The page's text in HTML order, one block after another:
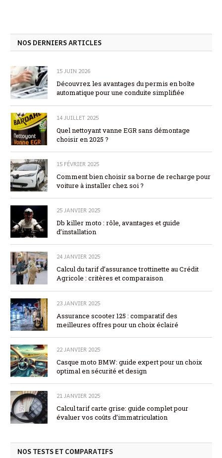
NOS DERNIERS ARTICLES
15 JUIN 2026
Découvrez les avantages du permis en boîte
automatique pour une conduite simplifiée
14 JUILLET 2025
Quel nettoyant vanne EGR sans démontage
choisir en 2025 ?
15 FÉVRIER 2025
Comment bien choisir sa borne de recharge pour
voiture à installer chez soi ?
25 JANVIER 2025
Db killer moto : rôle, avantages et guide
d’installation
24 JANVIER 2025
Calcul du tarif d’assurance trottinette au Crédit
Agricole : critères et comparaison
23 JANVIER 2025
Assurance scooter 125 : comparatif des
meilleures offres pour un choix éclairé
22 JANVIER 2025
Casque moto BMW: guide expert pour un choix
optimal en sécurité et design
21 JANVIER 2025
Calcul tarif carte grise: guide complet pour
évaluer vos coûts d’immatriculation
NOS TESTS ET COMPARATIFS